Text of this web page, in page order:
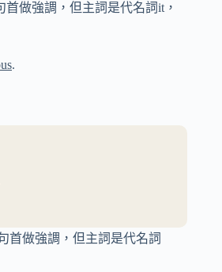
做強調，但主詞是代名詞it，
.
首做強調，但主詞是代名詞